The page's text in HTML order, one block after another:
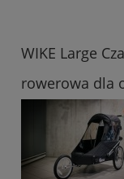
WIKE Large
rowerowa dla